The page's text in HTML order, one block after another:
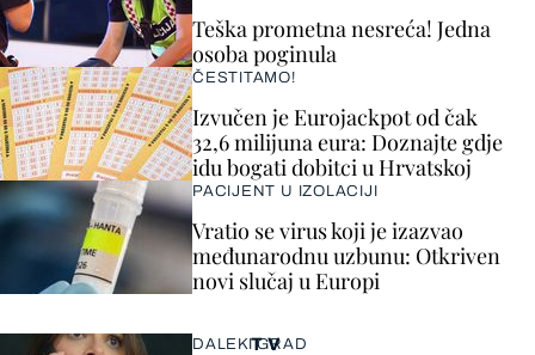
Teška prometna nesreća! Jedna
osoba poginula
ČESTITAMO!
Izvučen je Eurojackpot od čak
32,6 milijuna eura: Doznajte gdje
idu bogati dobitci u Hrvatskoj
PACIJENT U IZOLACIJI
Vratio se virus koji je izazvao
međunarodnu uzbunu: Otkriven
novi slučaj u Europi
TV
DALEKI GRAD